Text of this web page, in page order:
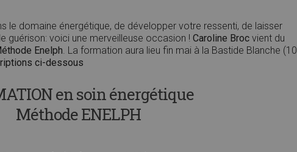
le domaine énergétique, de développer votre ressenti, de laisser
guérison: voici une merveilleuse occasion ! Caroline Broc vient du
Enelph . La formation aura lieu fin mai à la Bastide Blanche (10
ci-dessous
en soin énergétique
Méthode ENELPH